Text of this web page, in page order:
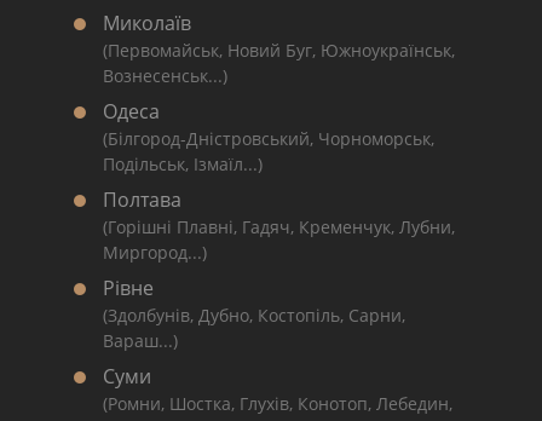
Миколаїв
(Первомайськ, Новий Буг, Южноукраїнськ,
Вознесенськ...)
Одеса
(Білгород-Дністровський, Чорноморськ,
Подільськ, Ізмаїл...)
Полтава
(Горішні Плавні, Гадяч, Кременчук, Лубни,
Миргород...)
Рівне
(Здолбунів, Дубно, Костопіль, Сарни,
Вараш...)
Суми
(Ромни, Шостка, Глухів, Конотоп, Лебедин,